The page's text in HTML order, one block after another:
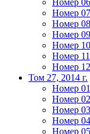
Номер 06
Номер 07
Номер 08
Номер 09
Номер 10
Номер 11
Номер 12
Том 27, 2014 г.
Номер 01
Номер 02
Номер 03
Номер 04
Номер 05